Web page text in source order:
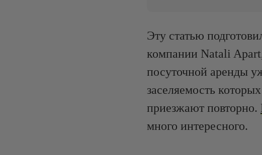
Эту статью
компании Natali
посуточной аренды
заселяемость
приезжают повторно.
много интересного.